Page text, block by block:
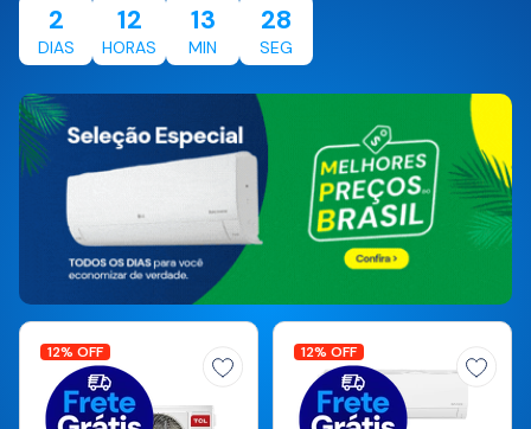
2
DIAS
12
HORAS
13
MIN
27
SEG
12% OFF 12% OFF